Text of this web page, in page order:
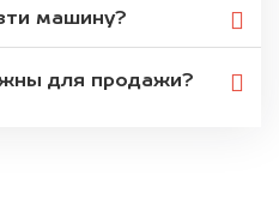
машину?
для продажи?